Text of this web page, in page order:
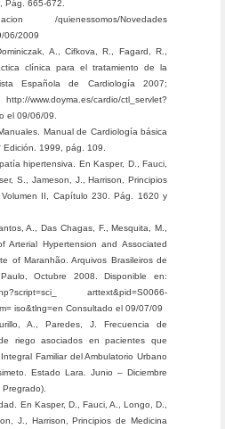
Pág. 665-672.
/quienessomos/Novedades
06/2009
A., Cifkova, R., Fagard, R.,
clínica para el tratamiento de la
Española de Cardiología 2007;
www.doyma.es/cardio/ctl_servlet?
el 09/06/09.
Manual de Cardiología básica
Edición. 1999, pág. 109.
hipertensiva. En Kasper, D., Fauci,
S., Jameson, J., Harrison, Principios
II, Capítulo 230. Pág. 1620 y
A., Das Chagas, F., Mesquita, M.,
Hypertension and Associated
of Maranhão. Arquivos Brasileiros de
Octubre 2008. Disponible en:
arttext&pid=S0066-
iso&tlng=en Consultado el 09/07/09
A., Paredes, J. Frecuencia de
riego asociados en pacientes que
Familiar del Ambulatorio Urbano
Estado Lara. Junio – Diciembre
En Kasper, D., Fauci, A., Longo, D.,
J., Harrison, Principios de Medicina